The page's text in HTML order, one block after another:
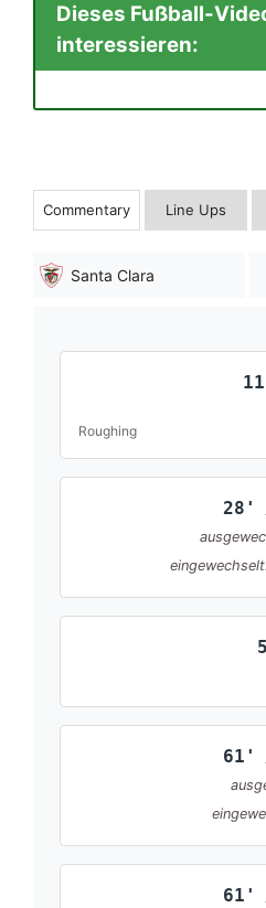
Dieses Fußball-
interessieren:
Commentary Line Ups
Santa Clara
Roughing
28'
61'
61'